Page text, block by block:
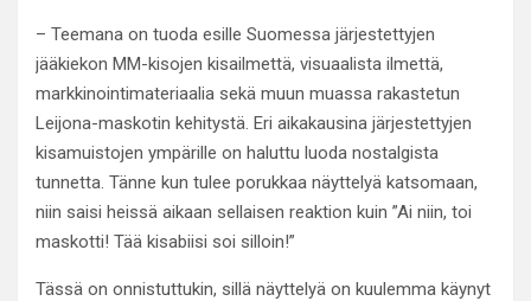
– Teemana on tuoda esille Suomessa järjestettyjen
jääkiekon MM-kisojen kisailmettä, visuaalista ilmettä,
markkinointimateriaalia sekä muun muassa rakastetun
Leijona-maskotin kehitystä. Eri aikakausina järjestettyjen
kisamuistojen ympärille on haluttu luoda nostalgista
tunnetta. Tänne kun tulee porukkaa näyttelyä katsomaan,
niin saisi heissä aikaan sellaisen reaktion kuin ”Ai niin, toi
maskotti! Tää kisabiisi soi silloin!”
Tässä on onnistuttukin, sillä näyttelyä on kuulemma käynyt